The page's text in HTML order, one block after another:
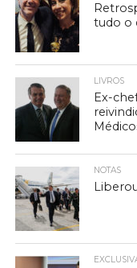
tudo o
LIVROS
Ex-
NOTAS